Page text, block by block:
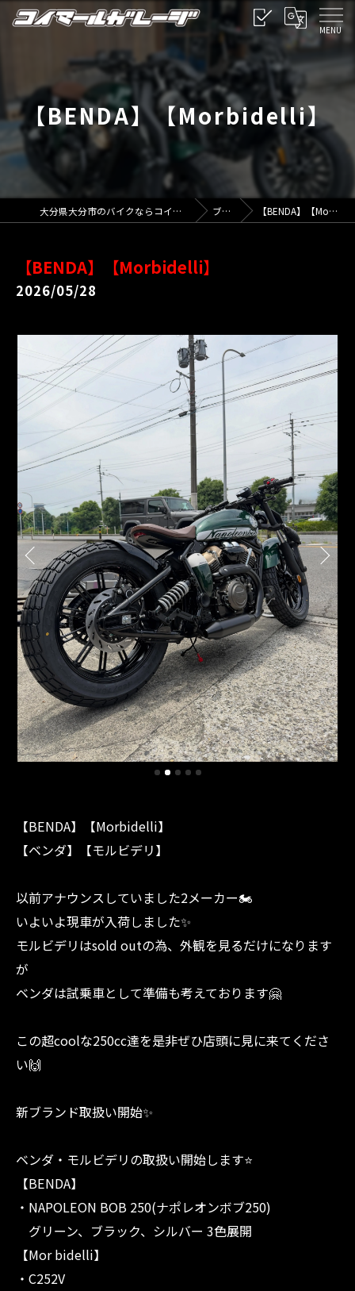
【BENDA】【Morbidelli】
大分県大分市のバイクならコイマールガレージ ブログ 【BENDA】【Morbidelli】
【BENDA】【Morbidelli】
2026/05/28
【BENDA】【Morbidelli】
【ベンダ】【モルビデリ】
以前アナウンスしていました2メーカー🏍️
いよいよ現車が入荷しました✨
モルビデリはsold outの為、外観を見るだけになります
が
ベンダは試乗車として準備も考えております🤗
この超coolな250cc達を是非ぜひ店頭に見に来てくださ
い🙌
新ブランド取扱い開始✨
ベンダ・モルビデリの取扱い開始します⭐️
【BENDA】
・NAPOLEON BOB 250(ナポレオンボブ250)
グリーン、ブラック、シルバー 3色展開
【Mor bidelli】
・C252V